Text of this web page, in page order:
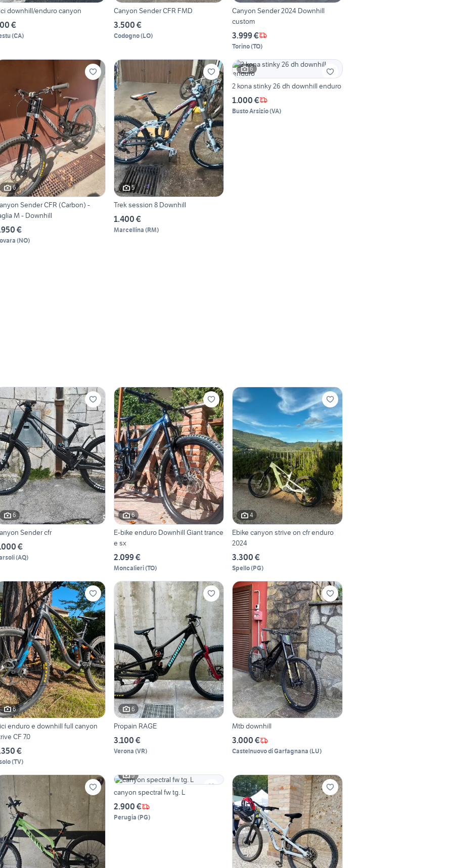
downhill/enduro canyon
€
(CA)
Canyon Sender CFR FMD
3.500 €
Codogno(LO)
Canyon Sender 2024 Downhill
custom
3.999 €
Torino(TO)
6
Sender CFR (Carbon) -
M - Downhill
€
(NO)
5
Trek session 8 Downhill
1.400 €
Marcellina (RM)
6
2 kona stinky 26 dh downhill enduro
1.000 €
Busto Arsizio(VA)
6
Sender cfr
€
(AQ)
6
E-bike enduro Downhill Giant trance
e sx
2.099 €
Moncalieri(TO)
4
Ebike canyon strive on cfr enduro
2024
3.300 €
Spello(PG)
6
enduro e downhill full canyon
CF 7.0
€
(TV)
6
Propain RAGE
3.100 €
Verona (VR)
Mtb downhill
3.000 €
Castelnuovo di Garfagnana (LU)
5
canyon spectral fw tg. L
2.900 €
Perugia (PG)